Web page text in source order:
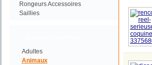
Rongeurs Accessoires
Saillies
Adultes
Animaux